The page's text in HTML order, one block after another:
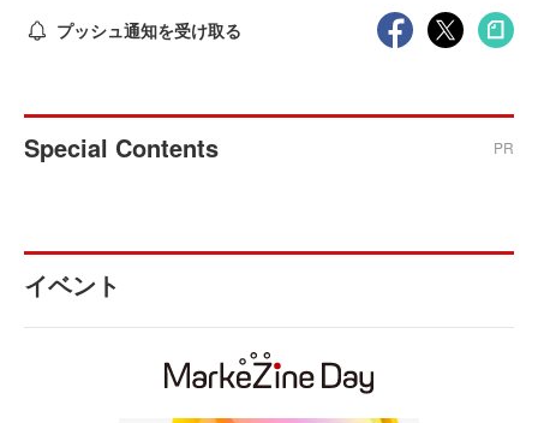
プッシュ通知を受け取る
Special Contents PR
イベント